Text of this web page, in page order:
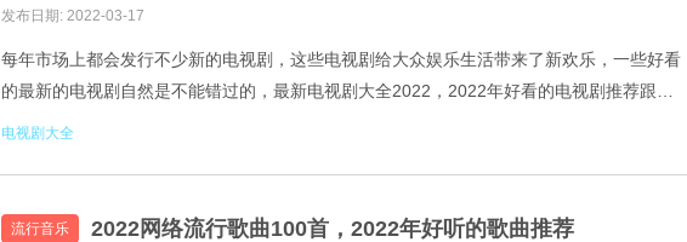
发布日期: 2022-03-17
每年市场上都会发行不少新的电视剧，这些电视剧给大众娱乐生活带来了新欢乐，一些好看
的最新的电视剧自然是不能错过的，最新电视剧大全2022，2022年好看的电视剧推荐跟音
乐资讯推广网一起来看看。 1.心居 2.才不要和老板谈恋爱 3.星海
电视剧大全
流行音乐 2022网络流行歌曲100首，2022年好听的歌曲推荐